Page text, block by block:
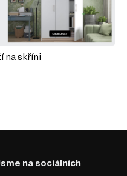
na skříni
na sociálních